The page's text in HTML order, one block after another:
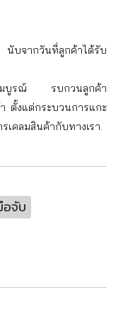
บจากวันที่ลูกค้าได้รับ
สมบูรณ์ รบกวนลูกค้า
ตั้งแต่กระบวนการแกะ
เคลมสินค้ากับทางเรา.
อจับ